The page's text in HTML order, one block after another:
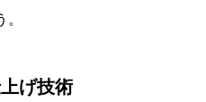
げ技術